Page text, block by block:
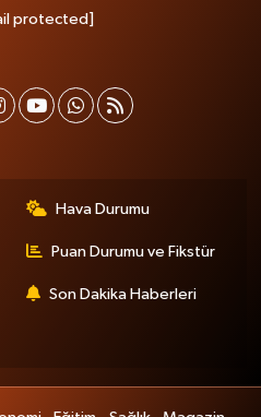
protected]
Hava Durumu
Puan Durumu ve Fikstür
Son Dakika Haberleri